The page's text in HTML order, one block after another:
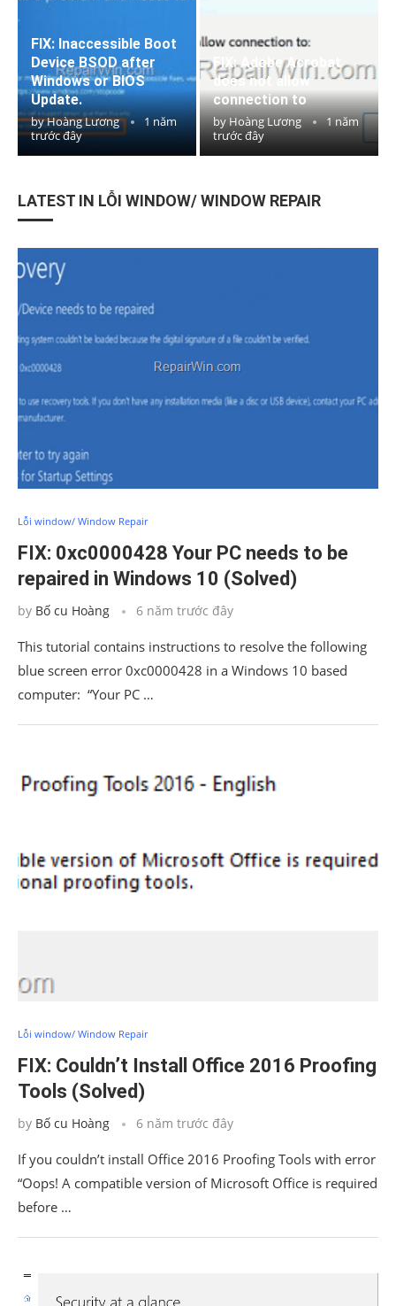
FIX: Inaccessible Boot
Device BSOD after
Windows or BIOS
Update.
byHoàng Lương
1 năm
trước đây
FIX: Adobe Acrobat
does not allow
connection to
byHoàng Lương
1 năm
trước đây
LATEST IN LỖI WINDOW/ WINDOW REPAIR
Lỗi window/ Window Repair
FIX: 0xc0000428 Your PC needs to be
repaired in Windows 10 (Solved)
by Bố cu Hoàng 6 năm trước đây
This tutorial contains instructions to resolve the following
blue screen error 0xc0000428 in a Windows 10 based
computer: “Your PC …
Lỗi window/ Window Repair
FIX: Couldn’t Install Office 2016 Proofing
Tools (Solved)
by Bố cu Hoàng 6 năm trước đây
If you couldn’t install Office 2016 Proofing Tools with error
“Oops! A compatible version of Microsoft Office is required
before …